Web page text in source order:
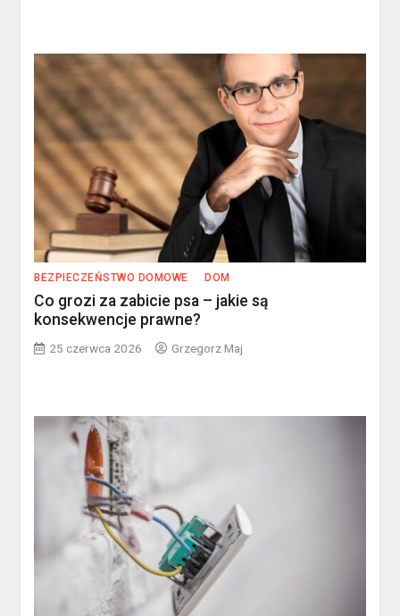
BEZPIECZEŃSTWO DOMOWE DOM
Co grozi za zabicie psa – jakie są
konsekwencje prawne?
25 czerwca 2026 Grzegorz Maj